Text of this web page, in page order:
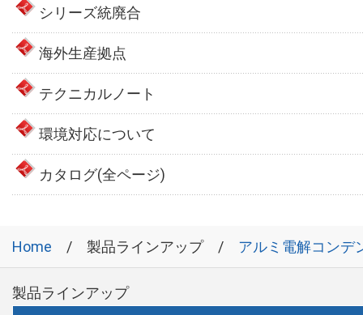
シリーズ統廃合
海外生産拠点
テクニカルノート
環境対応について
カタログ(全ページ)
Home 製品ラインアップ アルミ電解コンデ
製品ラインアップ